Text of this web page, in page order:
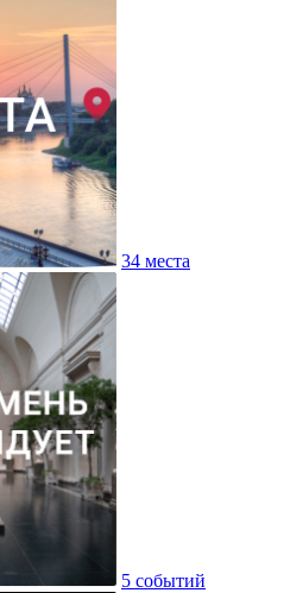
34 места
5 событий